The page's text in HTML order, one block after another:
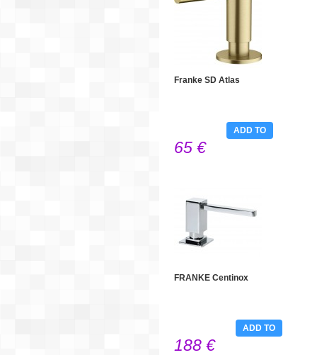
Franke SD Atlas
65 €
ADD TO
FRANKE Centinox
188 €
ADD TO